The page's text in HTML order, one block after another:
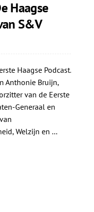
Haagse
S&V
Haagse Podcast.
Anthonie Bruijn,
van de Eerste
Generaal en
Welzijn en ...